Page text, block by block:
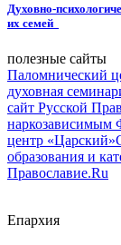
Духовно-
их семей
полезные сайты
Паломнический
духовная
сайт Русской
центр «Царский»
образования и
Православие.Ru
Епархия